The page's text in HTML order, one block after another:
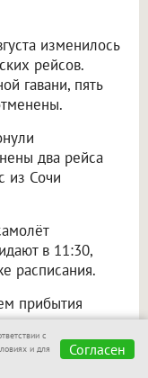
изменилось
рейсов.
гавани, пять
два рейса
из Сочи
в 11:30,
расписания.
прибытия
составит
с
и для
Согласен